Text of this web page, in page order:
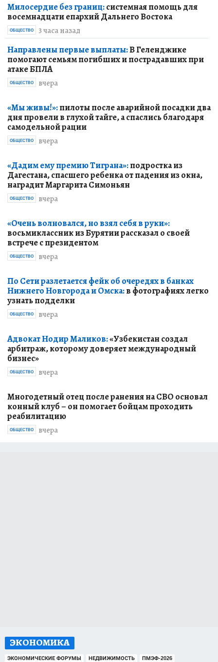
Милосердие без границ:системная помощь для
восемнадцати епархий Дальнего Востока
3 часа назад
ОБЩЕСТВО
Направлены первые выплаты:В Геленджике
помогают семьям погибших и пострадавших при
атаке БПЛА
вчера
ОБЩЕСТВО
«Мы живы!»:пилоты после аварийной посадки два
дня провели в глухой тайге, а спаслись благодаря
самодельной рации
вчера
ОБЩЕСТВО
«Дадим ему премию Тиграна»:подростка из
Дагестана, спасшего ребенка от падения из окна,
наградит Маргарита Симоньян
вчера
ОБЩЕСТВО
«Очень волновался, но взял себя в руки»:
восьмиклассник из Бурятии рассказал о своей
встрече с президентом
вчера
ОБЩЕСТВО
По Сети разлетается фейк об очередях в банках
Нижнего Новгорода и Омска:в фотографиях легко
узнать подделки
вчера
ОБЩЕСТВО
Адвокат Нодир Маликов:«Узбекистан создал
арбитраж, которому доверяет международный
бизнес»
вчера
ОБЩЕСТВО
Многодетный отец после ранения на СВО основал
конный клуб – он помогает бойцам проходить
реабилитацию
вчера
ОБЩЕСТВО
ЭКОНОМИКА
ЭКОНОМИЧЕСКИЕ ФОРУМЫ НЕДВИЖИМОСТЬ ПМЭФ-2026